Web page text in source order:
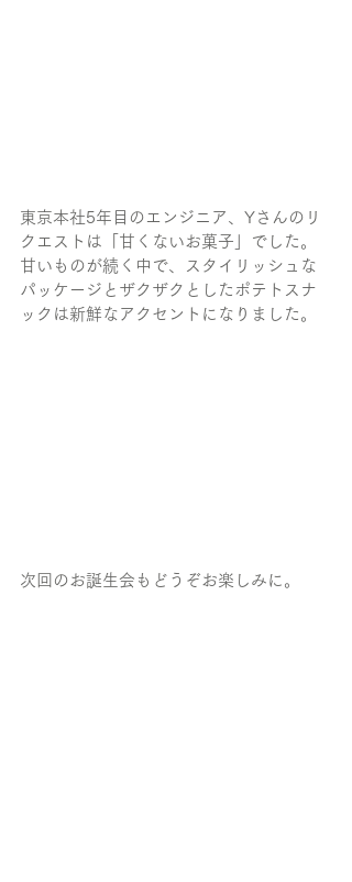
東京本社5年目のエンジニア、Yさんのリ
クエストは「甘くないお菓子」でした。
甘いものが続く中で、スタイリッシュな
パッケージとザクザクとしたポテトスナ
ックは新鮮なアクセントになりました。
次回のお誕生会もどうぞお楽しみに。